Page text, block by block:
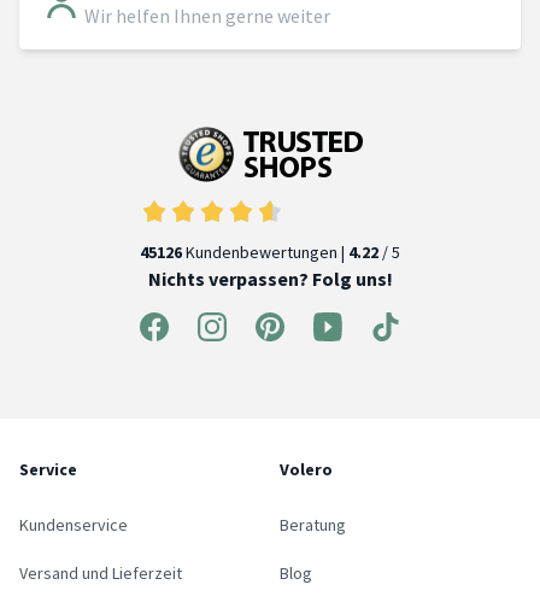
Wir helfen Ihnen gerne weiter
45126Kundenbewertungen | 4.22 / 5
Nichts verpassen? Folg uns!
Service
Kundenservice
Versand und Lieferzeit
Volero
Beratung
Blog